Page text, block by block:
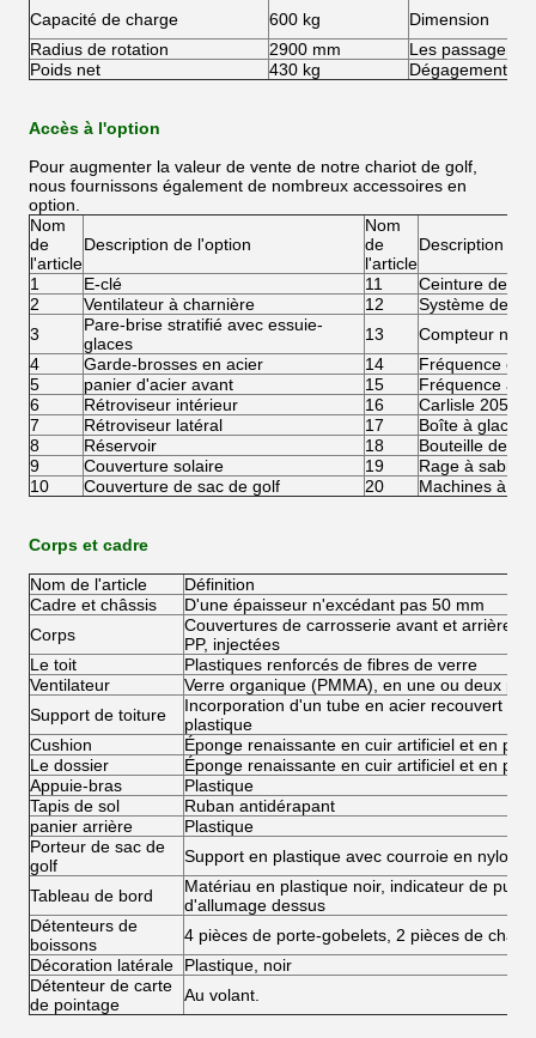
Capacité de charge 600 kg
Dimension
Radius de rotation
2900 mm
Les passagers
Poids net
430 kg Dégagement du
Accès à l'option
Pour augmenter la valeur de vente de notre chariot de golf,
nous fournissons également de nombreux accessoires en
option.
Nom
de
l'article
Description de l'option
Nom
de
l'article
Description de
1 E-clé 11
Ceinture de
2
Ventilateur à charnière 12
Système de
3
Pare-brise stratifié avec essuie-
glaces
13
Compteur
4
Garde-brosses en acier 14
Fréquence
5
panier d'acier avant 15
Fréquence à
6
Rétroviseur intérieur 16
Carlisle 205/
7
Rétroviseur latéral 17
Boîte à glace
8
Réservoir 18
Bouteille de
9
Couverture solaire 19
Rage à sable
10
Couverture de sac de golf 20 Machines à
Corps et cadre
Nom de l'article
Définition
Cadre et châssis
D'une épaisseur n'excédant pas 50 mm
Corps
Couvertures de carrosserie avant et arrière
PP, injectées
Le toit
Plastiques renforcés de fibres de verre
Ventilateur
Verre organique (PMMA), en une ou deux
Support de toiture
Incorporation d'un tube en acier recouvert de
plastique
Cushion
Éponge renaissante en cuir artificiel et en
Le dossier
Éponge renaissante en cuir artificiel et en
Appuie-bras
Plastique
Tapis de sol
Ruban antidérapant
panier arrière
Plastique
Porteur de sac de
golf
Support en plastique avec courroie en nylon
Tableau de bord
Matériau en plastique noir, indicateur de
d'allumage dessus
Détenteurs de
boissons
4 pièces de porte-gobelets, 2 pièces de
Décoration latérale
Plastique, noir
Détenteur de carte
de pointage
Au volant.